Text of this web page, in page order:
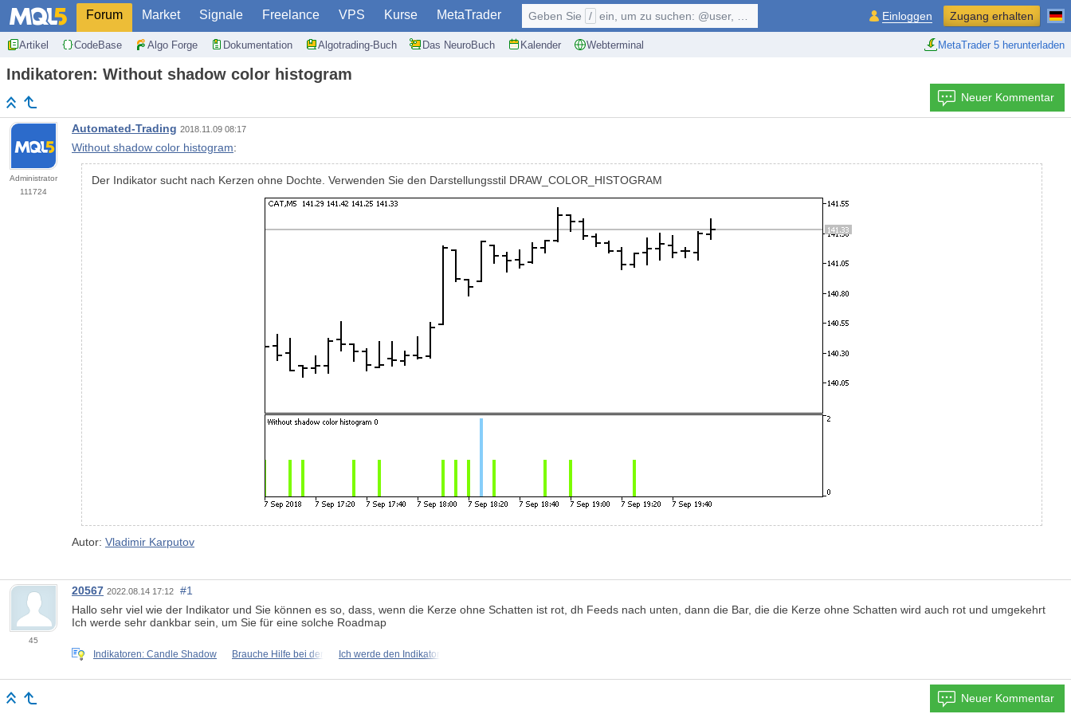
Forum Market Signale Freelance VPS Kurse MetaTrader
Artikel CodeBase Algo Forge Dokumentation Algotrading-Buch Das NeuroBuch Kalender Webterminal MetaTrader 5 herunterladen
Geben Sie / ein, um zu suchen: @user, $symbol, ... Einloggen Zugang erhalten
Indikatoren: Without shadow color histogram
Neuer Kommentar
Administrator
111724
Automated-Trading 2018.11.09 08:17
Without shadow color histogram:
Der Indikator sucht nach Kerzen ohne Dochte. Verwenden Sie den Darstellungsstil DRAW_COLOR_HISTOGRAM
Autor: Vladimir Karputov
45
20567 2022.08.14 17:12
#1
Hallo sehr viel wie der Indikator und Sie können es so, dass, wenn die Kerze ohne Schatten ist rot, dh Feeds nach unten, dann die Bar, die die Kerze ohne Schatten wird auch rot und umgekehrt
Ich werde sehr dankbar sein, um Sie für eine solche Roadmap
Indikatoren: Candle Shadow Brauche Hilfe bei der Ich werde den Indikator
Neuer Kommentar